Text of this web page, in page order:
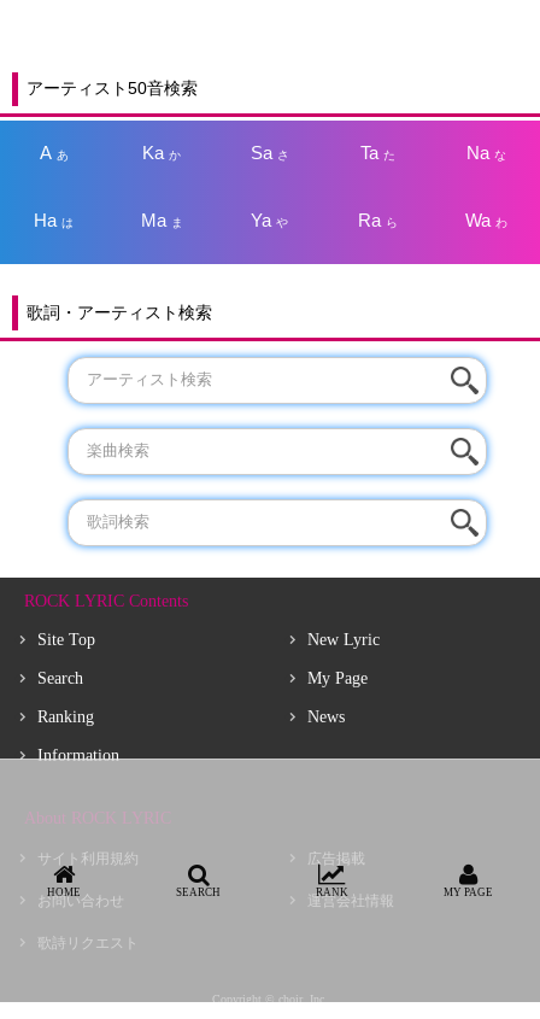
アーティスト50音検索
A あ Kaか Sa さ Taた Na な
Haは Ma ま Yaや Ra ら Wa わ
歌詞・アーティスト検索
ROCK LYRIC Contents
Site Top
Search
Ranking
Information
New Lyric
My Page
News
About ROCK LYRIC
サイト利用規約
お問い合わせ
歌詩リクエスト
広告掲載
運営会社情報
Copyright © choir, Inc.
HOME SEARCH RANK MY PAGE